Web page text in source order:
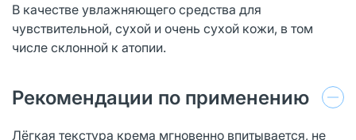
В качестве увлажняющего средства для
чувствительной, сухой и очень сухой кожи, в том
числе склонной к атопии.
Рекомендации по применению
Лёгкая текстура крема мгновенно впитывается, не